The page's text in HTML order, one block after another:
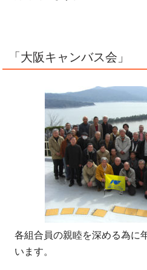
「大阪キャンバス会」
各組合員の親睦を深める為に
います。